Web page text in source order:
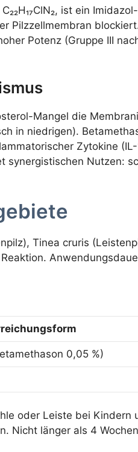
ist ein
Pilzzellmembran
Potenz (Gruppe III
Mangel die
in niedrigen).
Zytokine
synergistischen Nutzen:
Tinea cruris
0,05 %)
oder Leiste bei
Nicht länger als 4